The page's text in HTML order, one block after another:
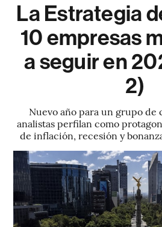
La Estrategia
10 empresas
a seguir en
2)
Nuevo año para un grupo de
analistas perfilan como
de inflación, recesión y